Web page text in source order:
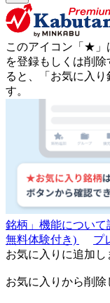
このアイコン 「★」
を登録もしくは削除
ると、「お気に入
す。
銘柄」機能について
無料体験付き)
プ
お気に入りに追加し
お気に入りから削除